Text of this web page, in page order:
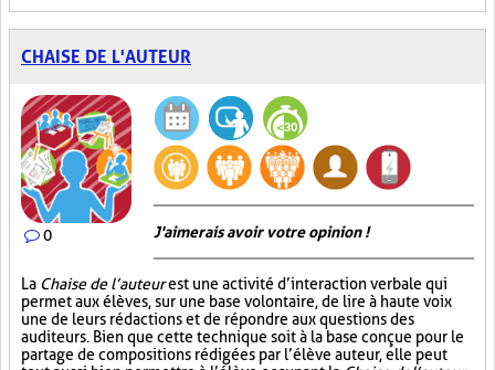
CHAISE DE L'AUTEUR
0 J'aimerais avoir votre opinion !
La Chaise de l’auteurest une activité d’interaction verbale qui
permet aux élèves, sur une base volontaire, de lire à haute voix
une de leurs rédactions et de répondre aux questions des
auditeurs. Bien que cette technique soit à la base conçue pour le
partage de compositions rédigées par l’élève auteur, elle peut